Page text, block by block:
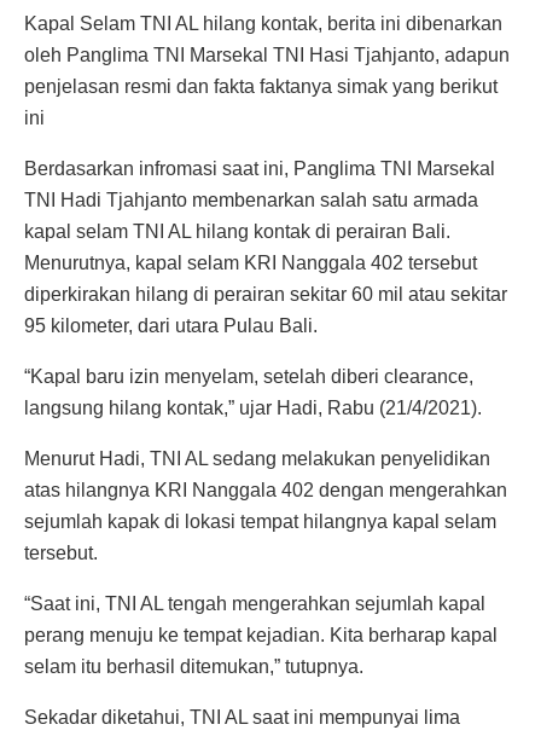
Kapal Selam TNI AL hilang kontak, berita ini dibenarkan
oleh Panglima TNI Marsekal TNI Hasi Tjahjanto, adapun
penjelasan resmi dan fakta faktanya simak yang berikut
ini
Berdasarkan infromasi saat ini, Panglima TNI Marsekal
TNI Hadi Tjahjanto membenarkan salah satu armada
kapal selam TNI AL hilang kontak di perairan Bali.
Menurutnya, kapal selam KRI Nanggala 402 tersebut
diperkirakan hilang di perairan sekitar 60 mil atau sekitar
95 kilometer, dari utara Pulau Bali.
“Kapal baru izin menyelam, setelah diberi clearance,
langsung hilang kontak,” ujar Hadi, Rabu (21/4/2021).
Menurut Hadi, TNI AL sedang melakukan penyelidikan
atas hilangnya KRI Nanggala 402 dengan mengerahkan
sejumlah kapak di lokasi tempat hilangnya kapal selam
tersebut.
“Saat ini, TNI AL tengah mengerahkan sejumlah kapal
perang menuju ke tempat kejadian. Kita berharap kapal
selam itu berhasil ditemukan,” tutupnya.
Sekadar diketahui, TNI AL saat ini mempunyai lima